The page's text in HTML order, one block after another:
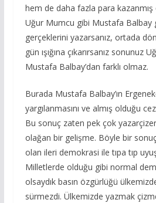
hem de daha fazla para
Uğur Mumcu gibi Mustafa Balbay
gerçeklerini yazarsanız, ortada
gün ışığına çıkarırsanız sonunuz
Mustafa Balbay’dan farklı olmaz.
Burada Mustafa Balbay’ın
yargılanmasını ve almış olduğu
Bu sonuç zaten pek çok
olağan bir gelişme. Böyle bir
olan ileri demokrasi ile tıpa tıp
Milletlerde olduğu gibi normal
olsaydık basın özgürlüğü
sürmezdi. Ülkemizde yazmak